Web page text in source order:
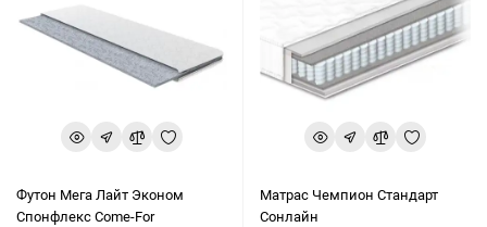
Футон Мега Лайт Эконом
Спонфлекс Come-For
Матрас Чемпион Стандарт
Сонлайн